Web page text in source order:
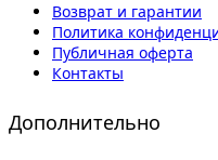
Возврат и гарантии
Политика
Публичная оферта
Контакты
Дополнительно